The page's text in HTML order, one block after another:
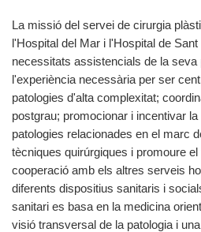
La missió del servei de cirurgia
l'Hospital del Mar i l'Hospital de
necessitats assistencials de la seva
l'experiència necessària per ser
patologies d'alta complexitat;
postgrau; promocionar i incentivar
patologies relacionades en el marc
tècniques quirúrgiques i promoure el
cooperació amb els altres serveis
diferents dispositius sanitaris i
sanitari es basa en la medicina
visió transversal de la patologia i